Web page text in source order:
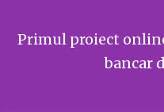
Primul proiect
bancar